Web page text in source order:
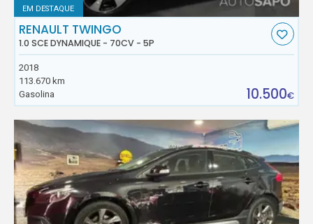
EM DESTAQUE
RENAULT TWINGO
1.0 SCE DYNAMIQUE - 70CV - 5P
2018
113.670 km
Gasolina
10.500€